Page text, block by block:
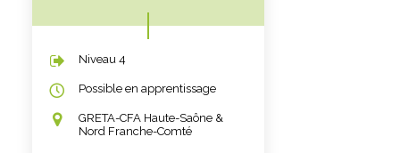
Niveau 4
Possible en apprentissage
GRETA-CFA Haute-Saône &
Nord Franche-Comté